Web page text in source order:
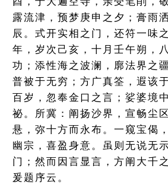
露流津，预梦庚申之夕；膏雨
辰。式开实相之门，还符一味
年，岁次己亥，十月壬午朔，
功；添性海之波澜，廓法界之
普被于无穷；方广真筌，遐该
百岁，忽奉金口之言；娑婆境
祕。所冀：阐扬沙界，宣畅尘
悬，弥十方而永布。一窥宝偈
幽宗，喜盈身意。虽则无说无
门；然而因言显言，方阐大千
爰题序云。